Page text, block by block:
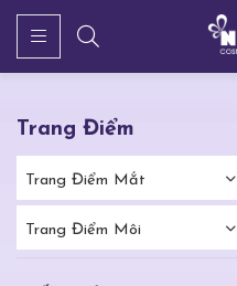
Trang Điểm
Trang Điểm Mắt
Trang Điểm Môi